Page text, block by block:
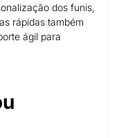
dos funis,
rápidas também
ágil para